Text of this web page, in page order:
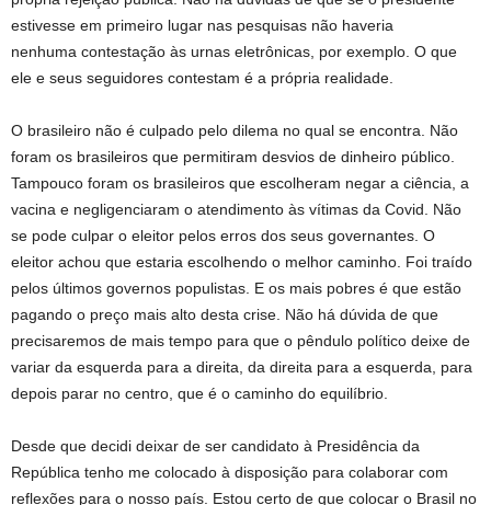
estivesse em primeiro lugar nas pesquisas não haveria
nenhuma contestação às urnas eletrônicas, por exemplo. O que
ele e seus seguidores contestam é a própria realidade.
O brasileiro não é culpado pelo dilema no qual se encontra. Não
foram os brasileiros que permitiram desvios de dinheiro público.
Tampouco foram os brasileiros que escolheram negar a ciência, a
vacina e negligenciaram o atendimento às vítimas da Covid. Não
se pode culpar o eleitor pelos erros dos seus governantes. O
eleitor achou que estaria escolhendo o melhor caminho. Foi traído
pelos últimos governos populistas. E os mais pobres é que estão
pagando o preço mais alto desta crise. Não há dúvida de que
precisaremos de mais tempo para que o pêndulo político deixe de
variar da esquerda para a direita, da direita para a esquerda, para
depois parar no centro, que é o caminho do equilíbrio.
Desde que decidi deixar de ser candidato à Presidência da
República tenho me colocado à disposição para colaborar com
reflexões para o nosso país. Estou certo de que colocar o Brasil no